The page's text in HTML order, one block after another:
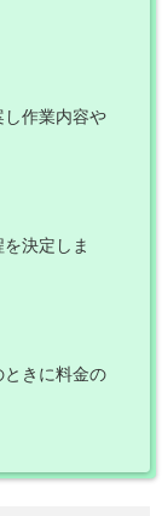
作業内容や
決定しま
きに料金の